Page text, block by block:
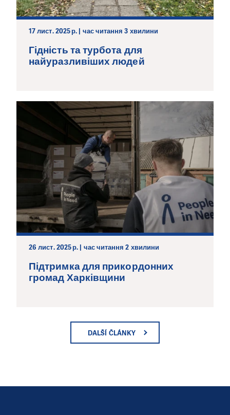
17 лист. 2025 р. | час читання 3 хвилини
Гідність та турбота для
найуразливіших людей
26 лист. 2025 р. | час читання 2 хвилини
Підтримка для прикордонних
громад Харківщини
DALŠÍ ČLÁNKY